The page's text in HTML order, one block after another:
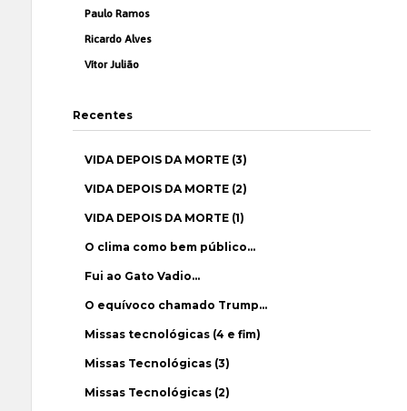
Paulo Ramos
Ricardo Alves
Vítor Julião
Recentes
VIDA DEPOIS DA MORTE (3)
VIDA DEPOIS DA MORTE (2)
VIDA DEPOIS DA MORTE (1)
O clima como bem público…
Fui ao Gato Vadio…
O equívoco chamado Trump…
Missas tecnológicas (4 e fim)
Missas Tecnológicas (3)
Missas Tecnológicas (2)